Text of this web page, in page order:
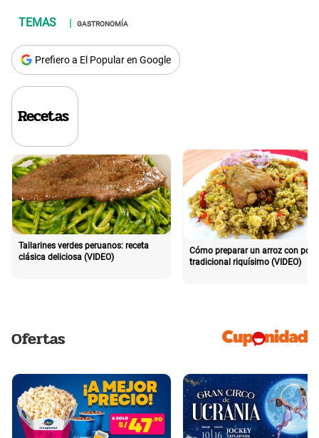
GASTRONOMÍA
Prefiero a El Popular en Google
Recetas
Tallarines verdes peruanos: receta
clásica deliciosa (VIDEO)
Cómo preparar un arroz con pollo
tradicional riquísimo (VIDEO)
Ofertas